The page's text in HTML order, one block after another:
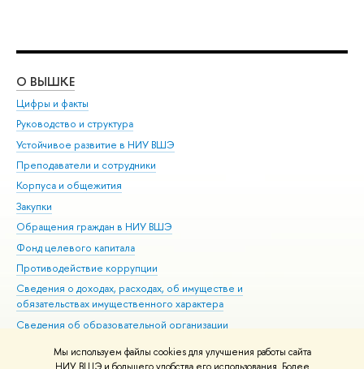
Мы используем файлы cookies для улучшения работы сайта
О ВЫШКЕ
Цифры и факты
Руководство и структура
Устойчивое развитие в НИУ ВШЭ
Преподаватели и сотрудники
Корпуса и общежития
Закупки
Обращения граждан в НИУ ВШЭ
Фонд целевого капитала
Противодействие коррупции
Сведения о доходах, расходах, об имуществе и
обязательствах имущественного характера
Сведения об образовательной организации
Людям с ограниченными возможностями здоровья
Единая платежная страница